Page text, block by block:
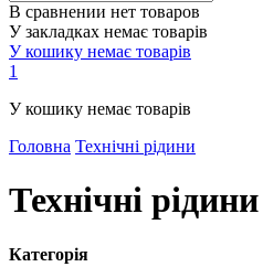
В сравнении нет товаров
У закладках немає товарів
У кошику немає товарів
1
У кошику немає товарів
Головна Технічні рідини
Технічні рідини
Категорія